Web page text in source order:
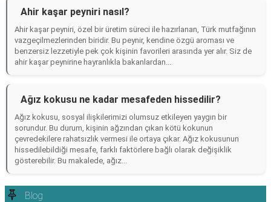
Ahir kaşar peyniri nasıl?
Ahir kaşar peyniri, özel bir üretim süreci ile hazırlanan, Türk mutfağının
vazgeçilmezlerinden biridir. Bu peynir, kendine özgü aroması ve
benzersiz lezzetiyle pek çok kişinin favorileri arasında yer alır. Siz de
ahir kaşar peynirine hayranlıkla bakanlardan...
Ağız kokusu ne kadar mesafeden hissedilir?
Ağız kokusu, sosyal ilişkilerimizi olumsuz etkileyen yaygın bir
sorundur. Bu durum, kişinin ağzından çıkan kötü kokunun
çevredekilere rahatsızlık vermesi ile ortaya çıkar. Ağız kokusunun
hissedilebildiği mesafe, farklı faktörlere bağlı olarak değişiklik
gösterebilir. Bu makalede, ağız...
Blog